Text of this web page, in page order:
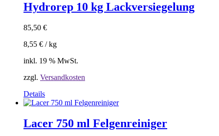
Hydrorep 10 kg Lackversiegelung
85,50 €
8,55 € /kg
inkl. 19 % MwSt.
zzgl. Versandkosten
Details
Lacer 750 ml Felgenreiniger